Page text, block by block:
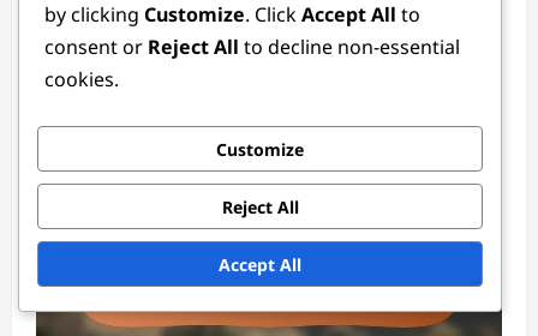
Felhasználói által generált esemény
mérföldkő díjak: Közösségi hozzájárulások,
Ellenőrzés, Igénylés
by clicking Customize. ClickAccept All to
consent or Reject All to decline non-essential
cookies.
Customize
Reject All
Accept All